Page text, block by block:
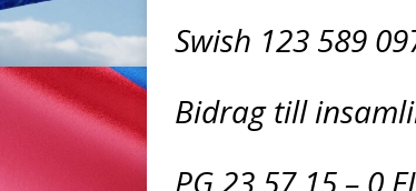
Swish 123 589
Bidrag till
PG 23 57 15 – 0